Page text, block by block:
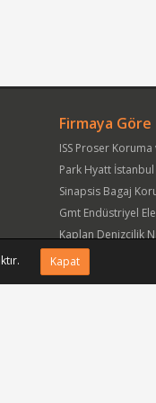
Firmaya Göre
Park Hyatt
Sinapsis Bagaj
Kaplan Denizcilik
APlus Hastane
Kapat